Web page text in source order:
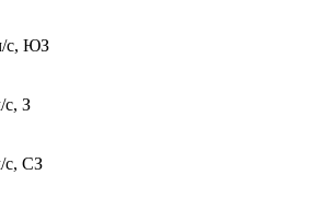
c, ЮЗ
c, З
c, СЗ